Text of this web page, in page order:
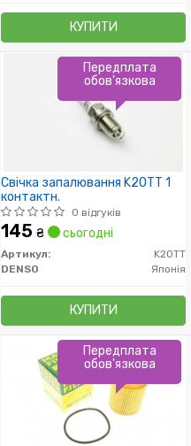
КУПИТИ
Свічка запалювання K20TT 1
контактн.
0 відгуків
145 ₴ сьогодні
Артикул:
K20TT
DENSO
Японія
КУПИТИ
Передплата
обов'язкова
Передплата
обов'язкова